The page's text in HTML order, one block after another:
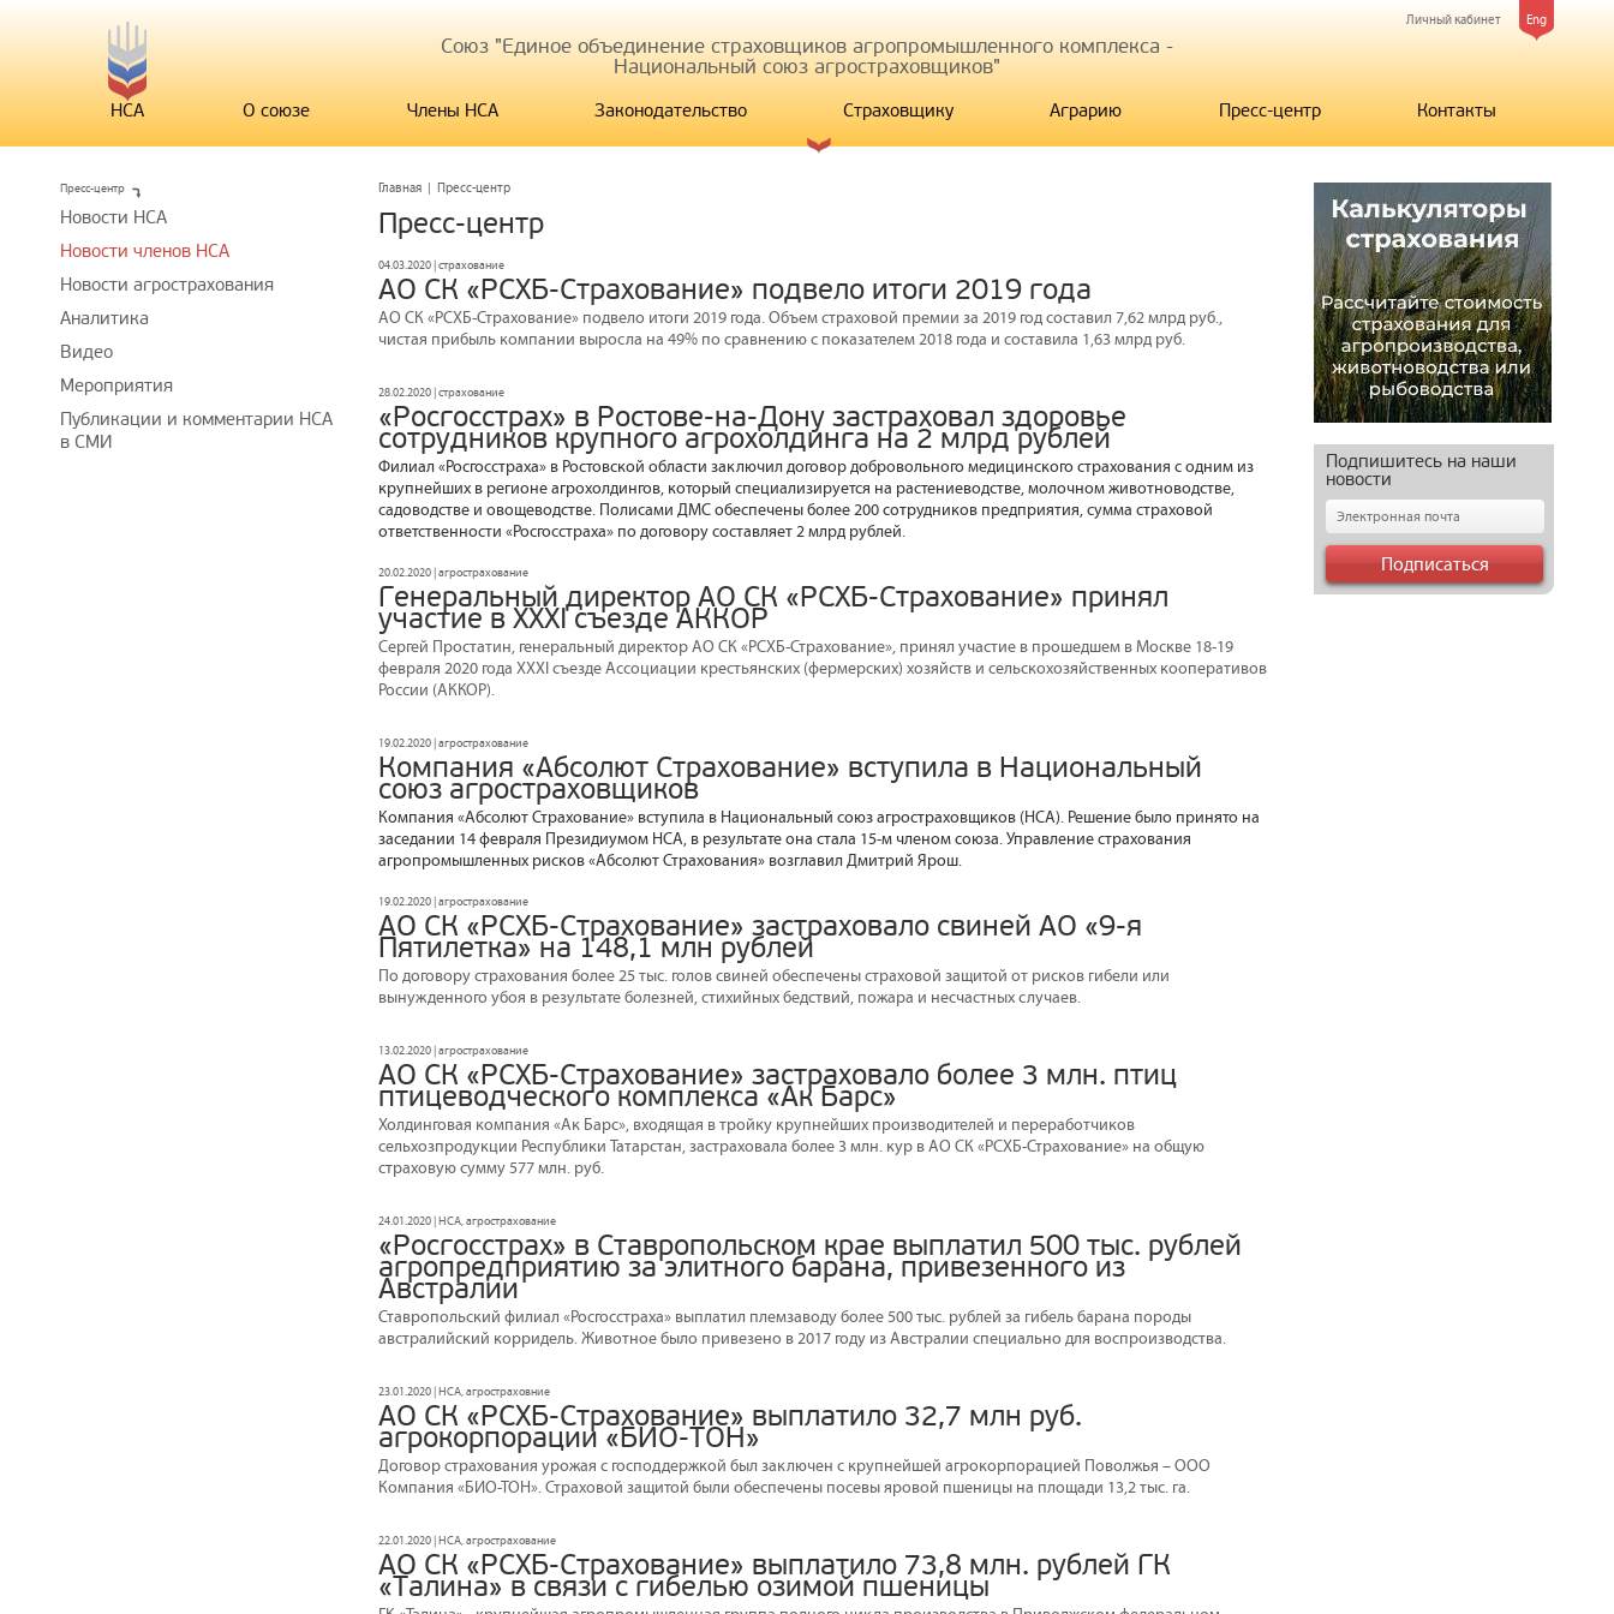
Eng
Личный кабинет
Союз "Единое объединение страховщиков агропромышленного комплекса -
Национальный союз агростраховщиков"
НСА О союзе Члены НСА Законодательство Страховщику Аграрию Пресс-центр Контакты
Главная | Пресс-центр
Пресс-центр
04.03.2020 | страхование
АО СК «РСХБ-Страхование» подвело итоги 2019 года
АО СК «РСХБ-Страхование» подвело итоги 2019 года. Объем страховой премии за 2019 год составил 7,62 млрд руб.,
чистая прибыль компании выросла на 49% по сравнению с показателем 2018 года и составила 1,63 млрд руб.
28.02.2020 | страхование
«Росгосстрах» в Ростове-на-Дону застраховал здоровье
сотрудников крупного агрохолдинга на 2 млрд рублей
Филиал «Росгосстраха» в Ростовской области заключил договор добровольного медицинского страхования с одним из
крупнейших в регионе агрохолдингов, который специализируется на растениеводстве, молочном животноводстве,
садоводстве и овощеводстве. Полисами ДМС обеспечены более 200 сотрудников предприятия, сумма страховой
ответственности «Росгосстраха» по договору составляет 2 млрд рублей.
20.02.2020 | агрострахование
Генеральный директор АО СК «РСХБ-Страхование» принял
участие в XXXI съезде АККОР
Сергей Простатин, генеральный директор АО СК «РСХБ-Страхование», принял участие в прошедшем в Москве 18-19
февраля 2020 года XXXI съезде Ассоциации крестьянских (фермерских) хозяйств и сельскохозяйственных кооперативов
России (АККОР).
19.02.2020 | агрострахование
Компания «Абсолют Страхование» вступила в Национальный
союз агростраховщиков
Компания «Абсолют Страхование» вступила в Национальный союз агростраховщиков (НСА). Решение было принято на
заседании 14 февраля Президиумом НСА, в результате она стала 15-м членом союза. Управление страхования
агропромышленных рисков «Абсолют Страхования» возглавил Дмитрий Ярош.
19.02.2020 | агрострахование
АО СК «РСХБ-Страхование» застраховало свиней АО «9-я
Пятилетка» на 148,1 млн рублей
По договору страхования более 25 тыс. голов свиней обеспечены страховой защитой от рисков гибели или
вынужденного убоя в результате болезней, стихийных бедствий, пожара и несчастных случаев.
13.02.2020 | агрострахование
АО СК «РСХБ-Страхование» застраховало более 3 млн. птиц
птицеводческого комплекса «Ак Барс»
Холдинговая компания «Ак Барс», входящая в тройку крупнейших производителей и переработчиков
сельхозпродукции Республики Татарстан, застраховала более 3 млн. кур в АО СК «РСХБ-Страхование» на общую
страховую сумму 577 млн. руб.
24.01.2020 | НСА, агрострахование
«Росгосстрах» в Ставропольском крае выплатил 500 тыс. рублей
агропредприятию за элитного барана, привезенного из
Австралии
Ставропольский филиал «Росгосстраха» выплатил племзаводу более 500 тыс. рублей за гибель барана породы
австралийский корридель. Животное было привезено в 2017 году из Австралии специально для воспроизводства.
23.01.2020 | НСА, агростраховние
АО СК «РСХБ-Страхование» выплатило 32,7 млн руб.
агрокорпорации «БИО-ТОН»
Договор страхования урожая с господдержкой был заключен с крупнейшей агрокорпорацией Поволжья – ООО
Компания «БИО-ТОН». Страховой защитой были обеспечены посевы яровой пшеницы на площади 13,2 тыс. га.
22.01.2020 | НСА, агрострахование
АО СК «РСХБ-Страхование» выплатило 73,8 млн. рублей ГК
«Талина» в связи с гибелью озимой пшеницы
Пресс-центр
Новости НСА
Новости членов НСА
Новости агрострахования
Аналитика
Видео
Мероприятия
Публикации и комментарии НСА
в СМИ
Подпишитесь на наши
новости